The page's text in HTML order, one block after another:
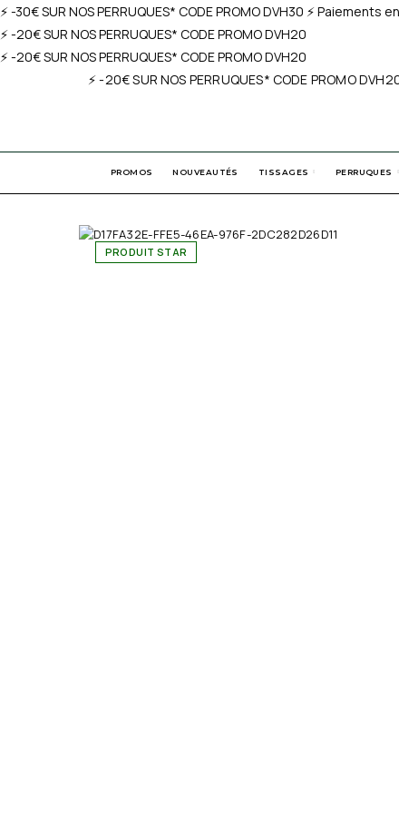
⚡️ -30€ SUR NOS PERRUQUES* CODE PROMO DVH30 ⚡️
⚡️ -20€ SUR NOS PERRUQUES* CODE PROMO DVH20
⚡️ -20€ SUR NOS PERRUQUES* CODE PROMO DVH20
⚡️ -20€ SUR NOS PERRUQUES* CODE PROMO DVH20 ⚡️
PROMOS NOUVEAUTÉS TISSAGES PERRUQUES
PRODUIT STAR